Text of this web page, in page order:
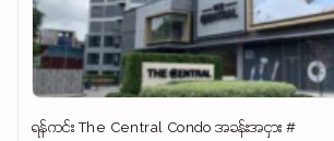
ရန်ကင်း The Central Condo အခန်းအငှား #